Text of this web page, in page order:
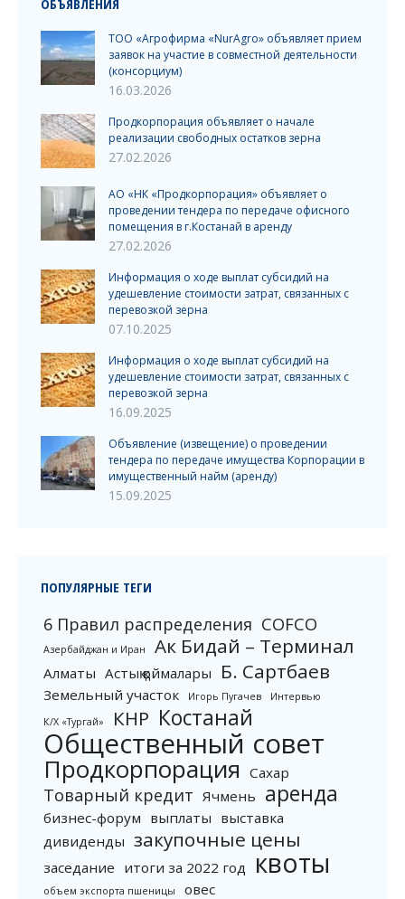
ОБЪЯВЛЕНИЯ
ТОО «Агрофирма «NurAgro» объявляет прием
заявок на участие в совместной деятельности
(консорциум)
16.03.2026
Продкорпорация объявляет о начале
реализации свободных остатков зерна
27.02.2026
АО «НК «Продкорпорация» объявляет о
проведении тендера по передаче офисного
помещения в г.Костанай в аренду
27.02.2026
Информация о ходе выплат субсидий на
удешевление стоимости затрат, связанных с
перевозкой зерна
07.10.2025
Информация о ходе выплат субсидий на
удешевление стоимости затрат, связанных с
перевозкой зерна
16.09.2025
Объявление (извещение) о проведении
тендера по передаче имущества Корпорации в
имущественный найм (аренду)
15.09.2025
ПОПУЛЯРНЫЕ ТЕГИ
6 Правил распределения COFCO
Азербайджан и Иран Ак Бидай – Терминал
Алматы Астық қоймалары Б. Сартбаев
Земельный участок Игорь Пугачев
Интервью
К/Х «Тургай»
КНР Костанай
Общественный совет
Продкорпорация Сахар
Товарный кредит Ячмень аренда
бизнес-форум выплаты выставка
дивиденды закупочные цены
заседание итоги за 2022 год квоты
объем экспорта пшеницы овес